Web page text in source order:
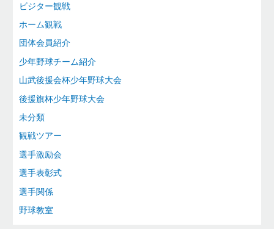
ビジター観戦
ホーム観戦
団体会員紹介
少年野球チーム紹介
山武後援会杯少年野球大会
後援旗杯少年野球大会
未分類
観戦ツアー
選手激励会
選手表彰式
選手関係
野球教室